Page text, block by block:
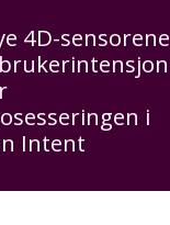
4D-sensorene
i
Intent